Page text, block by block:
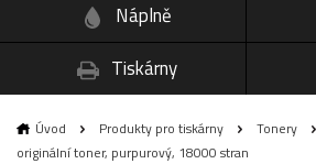
Náplně
Tiskárny
Úvod Produkty pro tiskárny Tonery
originální toner, purpurový, 18000 stran